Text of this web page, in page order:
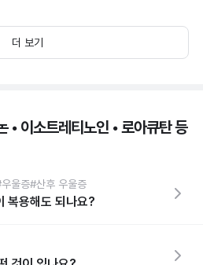
더 보기
• 이소트레티노인 • 로아큐탄 등
울증#산후 우울증
복용해도 되나요?